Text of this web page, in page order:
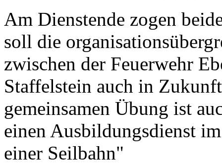
Am Dienstende zogen
soll die
zwischen der Feuerwehr
Staffelstein auch in
gemeinsamen Übung ist
einen Ausbildungsdienst
einer Seilbahn"